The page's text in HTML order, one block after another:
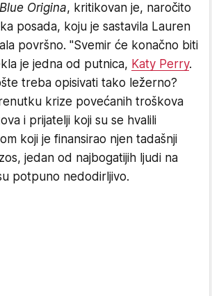
Blue Origina, kritikovan je, naročito
posada, koju je sastavila Lauren
površno. "Svemir će konačno biti
je jedna od putnica, Katy Perry.
treba opisivati tako ležerno?
krize povećanih troškova
i prijatelji koji su se hvalili
koji je finansirao njen tadašnji
jedan od najbogatijih ljudi na
potpuno nedodirljivo.